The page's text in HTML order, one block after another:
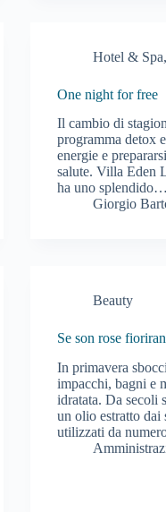
Hotel & Spa
One night for free
Il cambio di
programma detox
energie e
salute. Villa Eden
ha uno splendido…
Giorgio
Beauty
Se son rose
In primavera
impacchi, bagni e
idratata. Da secoli
un olio estratto dai
utilizzati da